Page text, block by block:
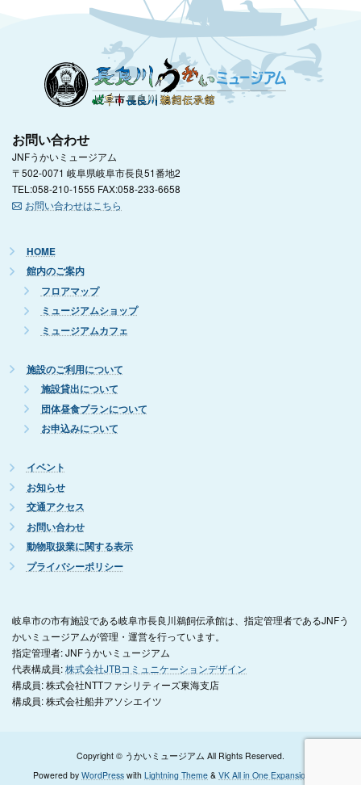
お問い合わせ
JNFうかいミュージアム
〒502-0071 岐阜県岐阜市長良51番地2
TEL:058-210-1555 FAX:058-233-6658
お問い合わせはこちら
HOME
館内のご案内
フロアマップ
ミュージアムショップ
ミュージアムカフェ
施設のご利用について
施設貸出について
団体昼食プランについて
お申込みについて
イベント
お知らせ
交通アクセス
お問い合わせ
動物取扱業に関する表示
プライバシーポリシー
岐阜市の市有施設である岐阜市長良川鵜飼伝承館は、指定管理者であるJNFう
かいミュージアムが管理・運営を行っています。
指定管理者: JNFうかいミュージアム
代表構成員:株式会社JTBコミュニケーションデザイン
構成員: 株式会社NTTファシリティーズ東海支店
構成員: 株式会社船井アソシエイツ
Copyright © うかいミュージアム All Rights Reserved.
Powered by WordPress with Lightning Theme & VK All in One Expansion Unit